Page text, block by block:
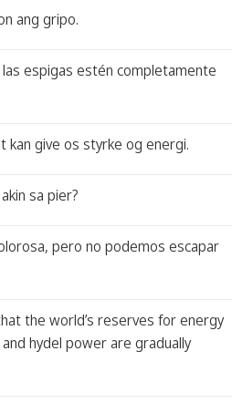
ang gripo.
las espigas estén completamente
kan give os styrke og energi.
sa pier?
pero no podemos escapar
the world’s reserves for energy
hydel power are gradually